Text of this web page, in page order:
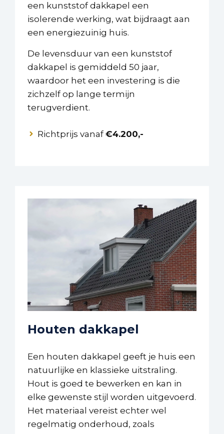
een kunststof dakkapel een
isolerende werking, wat bijdraagt aan
een energiezuinig huis.
De levensduur van een kunststof
dakkapel is gemiddeld 50 jaar,
waardoor het een investering is die
zichzelf op lange termijn
terugverdient.
Richtprijs vanaf€4.200,-
Houten dakkapel
Een houten dakkapel geeft je huis een
natuurlijke en klassieke uitstraling.
Hout is goed te bewerken en kan in
elke gewenste stijl worden uitgevoerd.
Het materiaal vereist echter wel
regelmatig onderhoud, zoals